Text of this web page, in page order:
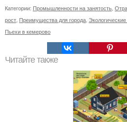
Категории: Промышленности на занятость
рост Преимущества для города
Пьехи в кемерово
Читайте также